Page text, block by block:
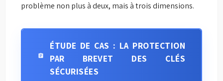
problème non plus à deux, mais à trois dimensions.
ÉTUDE DE CAS : LA PROTECTION
PAR BREVET DES CLÉS
SÉCURISÉES